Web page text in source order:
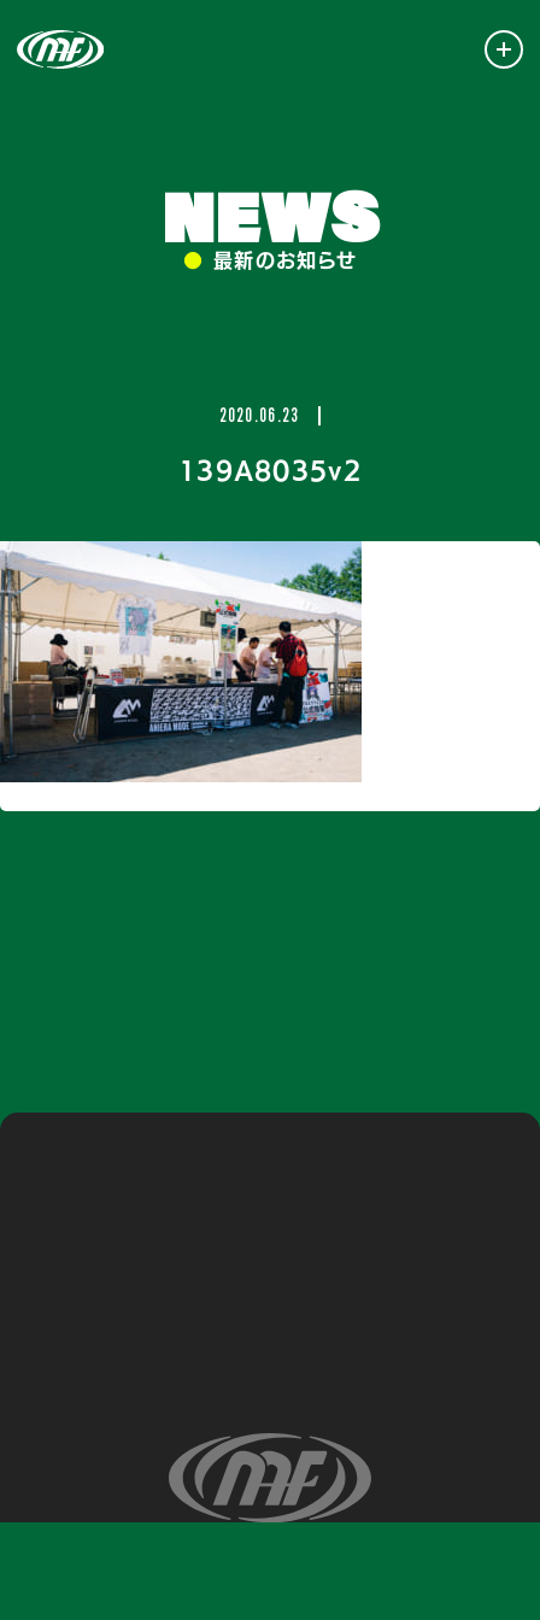
NEWS
● 最新のお知らせ
2020.06.23
139A8035v2